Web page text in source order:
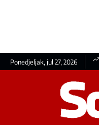
Ponedjeljak, jul 27, 2026